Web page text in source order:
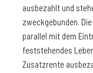
ausbezahlt und
zweckgebunden.
parallel mit dem
feststehendes
Zusatzrente